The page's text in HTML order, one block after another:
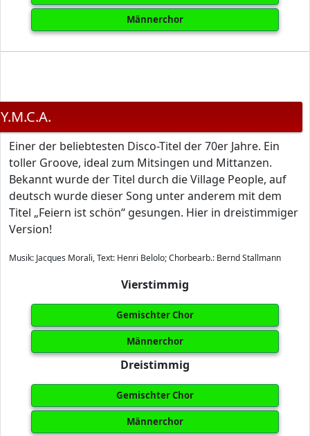
Männerchor
Y.M.C.A.
Einer der beliebtesten Disco-Titel der 70er Jahre. Ein
toller Groove, ideal zum Mitsingen und Mittanzen.
Bekannt wurde der Titel durch die Village People, auf
deutsch wurde dieser Song unter anderem mit dem
Titel „Feiern ist schön“ gesungen. Hier in dreistimmiger
Version!
Musik: Jacques Morali, Text: Henri Belolo; Chorbearb.: Bernd Stallmann
Vierstimmig
Gemischter Chor
Männerchor
Dreistimmig
Gemischter Chor
Männerchor